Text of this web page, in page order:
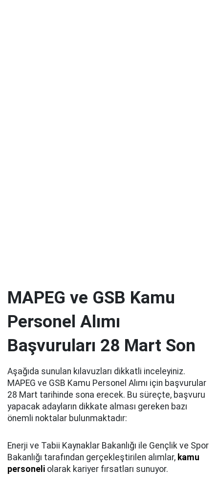
MAPEG ve GSB Kamu
Personel Alımı
Başvuruları 28 Mart Son
Aşağıda sunulan kılavuzları dikkatli inceleyiniz.
MAPEG ve GSB Kamu Personel Alımı için başvurular
28 Mart tarihinde sona erecek. Bu süreçte, başvuru
yapacak adayların dikkate alması gereken bazı
önemli noktalar bulunmaktadır:
Enerji ve Tabii Kaynaklar Bakanlığı ile Gençlik ve Spor
Bakanlığı tarafından gerçekleştirilen alımlar, kamu
personeli olarak kariyer fırsatları sunuyor.